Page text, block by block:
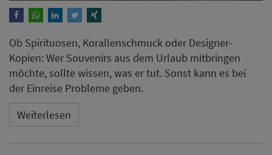
Ob Spirituosen, Korallenschmuck oder Designer-
Kopien: Wer Souvenirs aus dem Urlaub mitbringen
möchte, sollte wissen, was er tut. Sonst kann es bei
der Einreise Probleme geben.
Weiterlesen